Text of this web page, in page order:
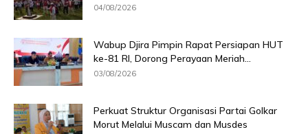
04/08/2026
Wabup Djira Pimpin Rapat Persiapan HUT
ke-81 RI, Dorong Perayaan Meriah...
03/08/2026
Perkuat Struktur Organisasi Partai Golkar
Morut Melalui Muscam dan Musdes